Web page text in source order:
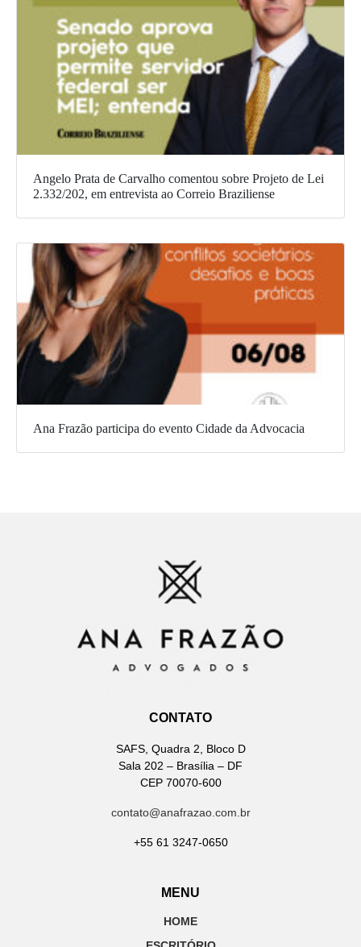
Angelo Prata de Carvalho comentou sobre Projeto de Lei
2.332/202, em entrevista ao Correio Braziliense
Ana Frazão participa do evento Cidade da Advocacia
CONTATO
SAFS, Quadra 2, Bloco D
Sala 202 – Brasília – DF
CEP 70070-600
contato@anafrazao.com.br
+55 61 3247-0650
MENU
HOME